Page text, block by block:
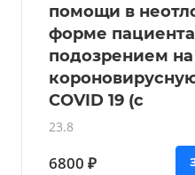
помощи в
форме
подозрением
COVID 19 (с
23.8
6800 ₽